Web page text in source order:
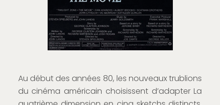
Au début des années 80, les nouveaux trublions
du cinéma américain choisissent d’adapter La